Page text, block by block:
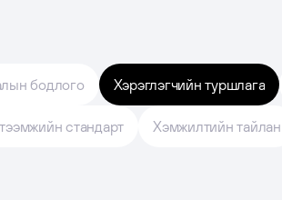
бодлого Хэрэглэгчийн туршлага
стандарт Хэмжилтийн тайлан